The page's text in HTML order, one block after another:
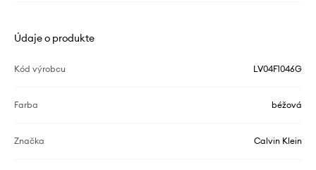
Údaje o produkte
Kód výrobcu LV04F1046G
Farba béžová
Značka Calvin Klein